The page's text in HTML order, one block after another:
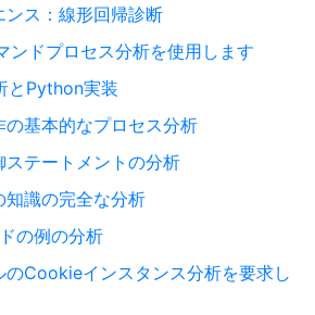
ス：線形回帰診断
ドプロセス分析を使用します
とPython実装
基本的なプロセス分析
テートメントの分析
識の完全な分析
の例の分析
Cookieインスタンス分析を要求し